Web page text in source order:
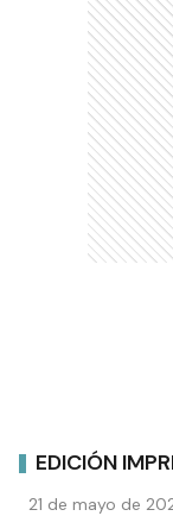
EDICIÓN
21 de mayo de